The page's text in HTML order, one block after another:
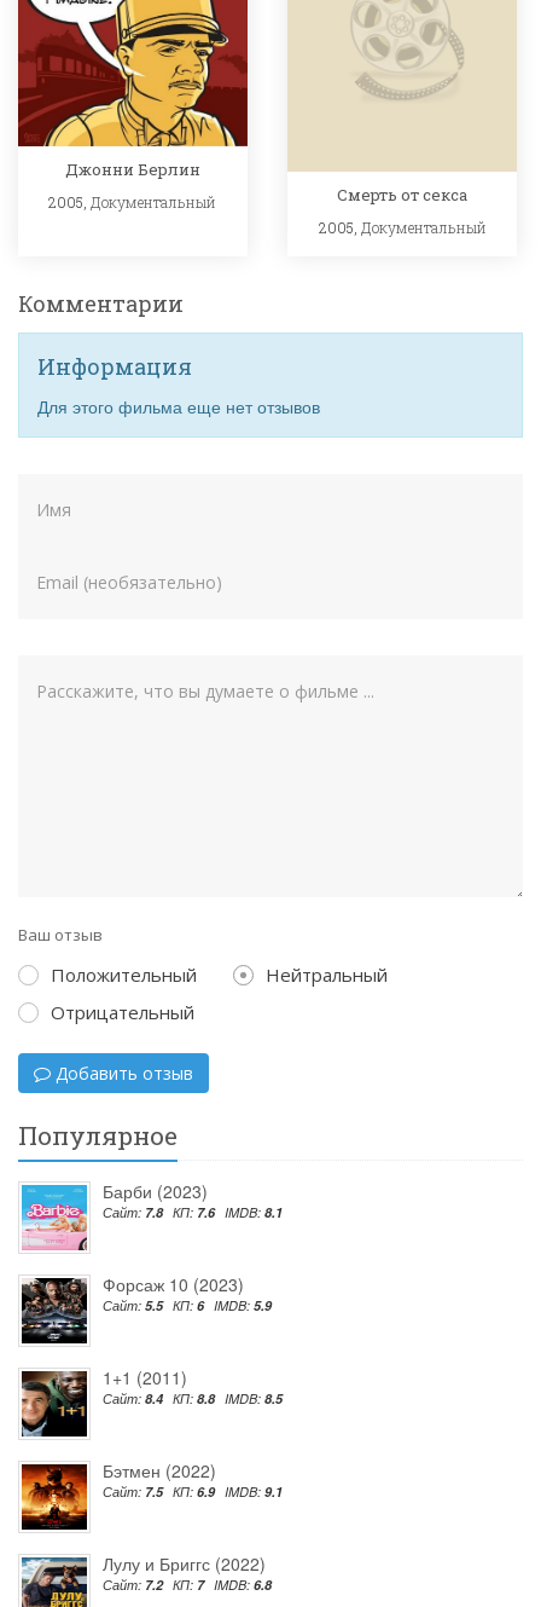
Джонни Берлин
2005, Документальный Смерть от секса
2005, Документальный
Комментарии
Информация
Для этого фильма еще нет отзывов
Ваш отзыв
Положительный
Нейтральный
Отрицательный
Добавить отзыв
Популярное
Барби (2023)
Сайт: 7.8 КП: 7.6 IMDB: 8.1
Форсаж 10 (2023)
Сайт: 5.5 КП: 6 IMDB: 5.9
1+1 (2011)
Сайт: 8.4 КП: 8.8 IMDB: 8.5
Бэтмен (2022)
Сайт: 7.5 КП: 6.9 IMDB: 9.1
Лулу и Бриггс (2022)
Сайт: 7.2 КП: 7 IMDB: 6.8